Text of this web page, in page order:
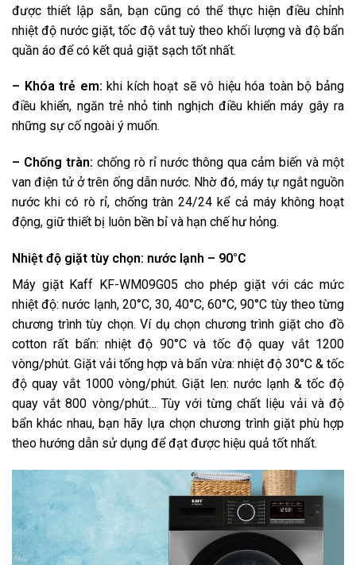
được thiết lập sẵn, bạn cũng có thể thực hiện điều chỉnh
nhiệt độ nước giặt, tốc độ vắt tuỳ theo khối lượng và độ bẩn
quần áo để có kết quả giặt sạch tốt nhất.
– Khóa trẻ em: khi kích hoạt sẽ vô hiệu hóa toàn bộ bảng
điều khiển, ngăn trẻ nhỏ tinh nghịch điều khiển máy gây ra
những sự cố ngoài ý muốn.
– Chống tràn: chống rò rỉ nước thông qua cảm biến và một
van điện tử ở trên ống dẫn nước. Nhờ đó, máy tự ngắt nguồn
nước khi có rò rỉ, chống tràn 24/24 kể cả máy không hoạt
động, giữ thiết bị luôn bền bỉ và hạn chế hư hỏng.
Nhiệt độ giặt tùy chọn: nước lạnh – 90°C
Máy giặt Kaff KF-WM09G05 cho phép giặt với các mức
nhiệt độ: nước lạnh, 20°C, 30, 40°C, 60°C, 90°C tùy theo từng
chương trình tùy chọn. Ví dụ chọn chương trình giặt cho đồ
cotton rất bẩn: nhiệt độ 90°C và tốc độ quay vắt 1200
vòng/phút. Giặt vải tổng hợp và bẩn vừa: nhiệt độ 30°C & tốc
độ quay vắt 1000 vòng/phút. Giặt len: nước lạnh & tốc độ
quay vắt 800 vòng/phút… Tùy với từng chất liệu vải và độ
bẩn khác nhau, bạn hãy lựa chọn chương trình giặt phù hợp
theo hướng dẫn sử dụng để đạt được hiệu quả tốt nhất.